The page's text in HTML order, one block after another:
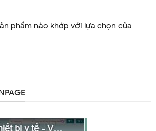
phẩm nào khớp với lựa chọn của